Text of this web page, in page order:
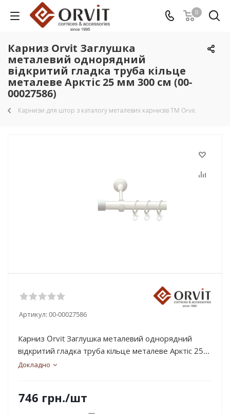
0
Карниз Orvit Заглушка
металевий однорядний
відкритий гладка труба кільце
металеве Арктіс 25 мм 300 см (00-
00027586)
Карнизи для штор з каталогу металевих карнизів TM Orvit
Артикул:00-00027586
Карниз Orvit Заглушка металевий однорядний
відкритий гладка труба кільце металеве Арктіс 25...
Докладно
746 грн./шт